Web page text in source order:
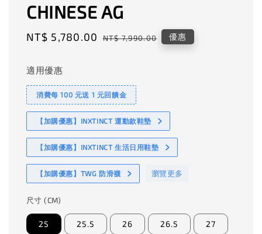
CHINESE AG
Sale
NT$ 5,780.00 Regular
NT$ 7,990.00 優惠
適用優惠
消費每 100 元送 1 元回饋金
【加購優惠】INXTINCT 運動款鞋墊
【加購優惠】INXTINCT 生活日用鞋墊
【加購優惠】TWG 防滑襪 瀏覽更多
尺寸 (CM)
25 25.5 26 26.5 27